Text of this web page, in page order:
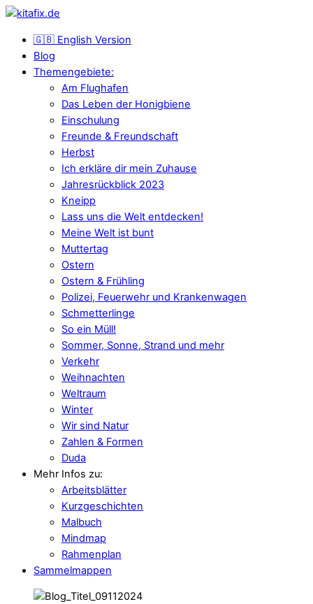
🇬🇧 English Version
Blog
Themengebiete:
Am Flughafen
Das Leben der Honigbiene
Einschulung
Freunde & Freundschaft
Herbst
Ich erkläre dir mein Zuhause
Jahresrückblick 2023
Kneipp
Lass uns die Welt entdecken!
Meine Welt ist bunt
Muttertag
Ostern
Ostern & Frühling
Polizei, Feuerwehr und Krankenwagen
Schmetterlinge
So ein Müll!
Sommer, Sonne, Strand und mehr
Verkehr
Weihnachten
Weltraum
Winter
Wir sind Natur
Zahlen & Formen
Duda
Mehr Infos zu:
Arbeitsblätter
Kurzgeschichten
Malbuch
Mindmap
Rahmenplan
Sammelmappen